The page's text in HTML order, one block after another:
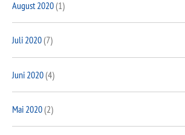
August 2020(1)
Juli 2020(7)
Juni 2020(4)
Mai 2020(2)